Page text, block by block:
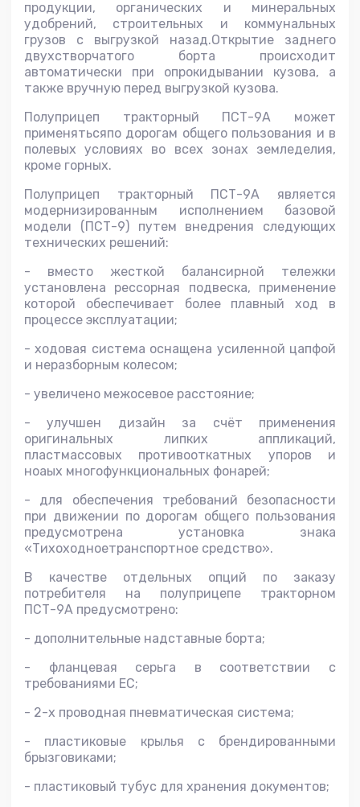
продукции, органических и минеральных
удобрений, строительных и коммунальных
грузов с выгрузкой назад.Открытие заднего
двухстворчатого борта происходит
автоматически при опрокидывании кузова, а
также вручную перед выгрузкой кузова.
Полуприцеп тракторный ПСТ-9А может
применятьсяпо дорогам общего пользования и в
полевых условиях во всех зонах земледелия,
кроме горных.
Полуприцеп тракторный ПСТ-9А является
модернизированным исполнением базовой
модели (ПСТ-9) путем внедрения следующих
технических решений:
- вместо жесткой балансирной тележки
установлена рессорная подвеска, применение
которой обеспечивает более плавный ход в
процессе эксплуатации;
- ходовая система оснащена усиленной цапфой
и неразборным колесом;
- увеличено межосевое расстояние;
- улучшен дизайн за счёт применения
оригинальных липких аппликаций,
пластмассовых противооткатных упоров и
ноаых многофункциональных фонарей;
- для обеспечения требований безопасности
при движении по дорогам общего пользования
предусмотрена установка знака
«Тихоходноетранспортное средство».
В качестве отдельных опций по заказу
потребителя на полуприцепе тракторном
ПСТ-9А предусмотрено:
- дополнительные надставные борта;
- фланцевая серьга в соответствии с
требованиями ЕС;
- 2-х проводная пневматическая система;
- пластиковые крылья с брендированными
брызговиками;
- пластиковый тубус для хранения документов;